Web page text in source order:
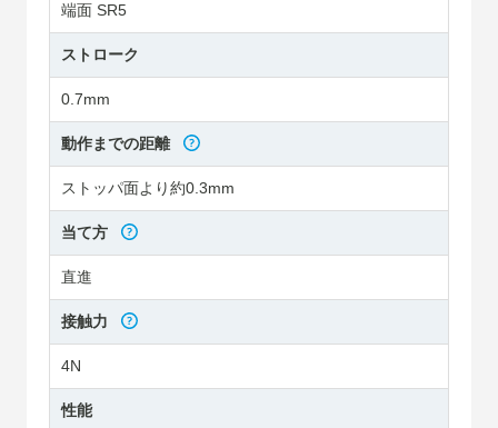
端面 SR5
ストローク
0.7mm
動作までの距離
ストッパ面より約0.3mm
当て方
直進
接触力
4N
性能